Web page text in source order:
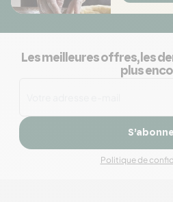
Les meilleures offres, les
plus
Politique de